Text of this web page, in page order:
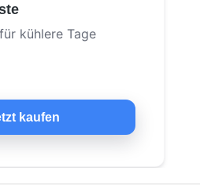
kühlere Tage
kaufen